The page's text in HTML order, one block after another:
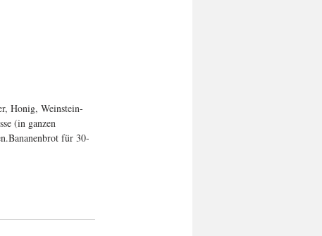
Honig, Weinstein-
(in ganzen
für 30-